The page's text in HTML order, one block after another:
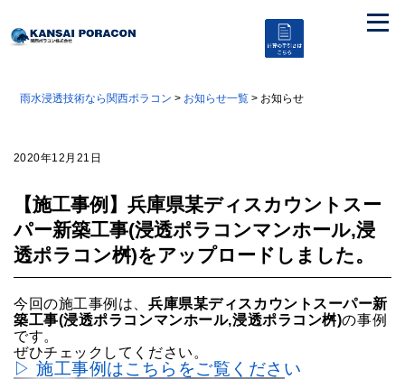
雨水浸透技術なら関西ポラコン > お知らせ一覧 > お知らせ
2020年12月21日
【施工事例】兵庫県某ディスカウントスー
パー新築工事(浸透ポラコンマンホール,浸
透ポラコン桝)をアップロードしました。
今回の施工事例は、兵庫県某ディスカウントスーパー新
築工事(浸透ポラコンマンホール,浸透ポラコン桝)の事例
です。
ぜひチェックしてください。
▷ 施工事例はこちらをご覧ください